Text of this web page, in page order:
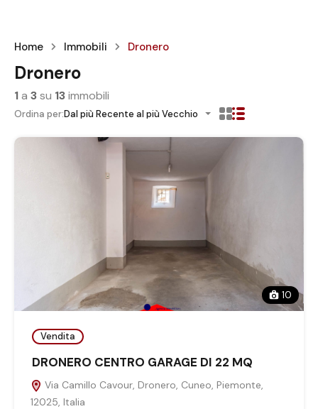
Home Immobili Dronero
Dronero
1a 3su 13immobili
Ordina per:Dal più Recente al più Vecchio
10
Vendita
DRONERO CENTRO GARAGE DI 22 MQ
Via Camillo Cavour, Dronero, Cuneo, Piemonte,
12025, Italia